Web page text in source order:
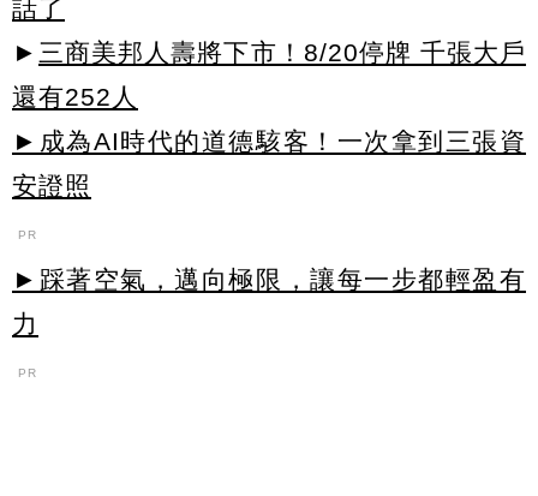
話了
► 三商美邦人壽將下市！8/20停牌 千張大戶
還有252人
►成為AI時代的道德駭客！一次拿到三張資
安證照
PR
►踩著空氣，邁向極限，讓每一步都輕盈有
力
PR